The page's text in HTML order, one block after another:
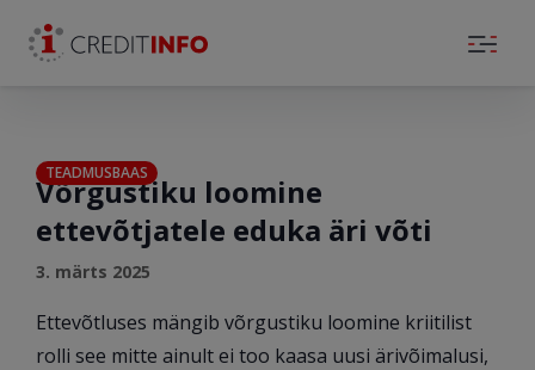
TEADMUSBAAS
Võrgustiku loomine
ettevõtjatele eduka äri võti
3. märts 2025
Ettevõtluses mängib võrgustiku loomine kriitilist
rolli see mitte ainult ei too kaasa uusi ärivõimalusi,